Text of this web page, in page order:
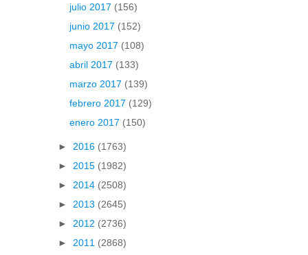
julio 2017 (156)
junio 2017 (152)
mayo 2017 (108)
abril 2017 (133)
marzo 2017 (139)
febrero 2017 (129)
enero 2017 (150)
► 2016 (1763)
► 2015 (1982)
► 2014 (2508)
► 2013 (2645)
► 2012 (2736)
► 2011 (2868)